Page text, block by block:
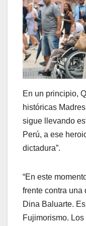
En un principio,
históricas
sigue llevando
Perú, a ese
dictadura”.
“En este
frente contra una
Dina Baluarte.
Fujimorismo.